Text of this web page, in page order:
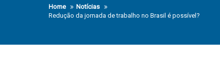
Home
Notícias
Redução da jornada de trabalho no Brasil é possível?